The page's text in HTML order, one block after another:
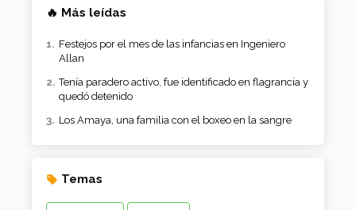
🔥 Más leídas
Festejos por el mes de las infancias en Ingeniero
Allan
Tenía paradero activo, fue identificado en flagrancia y
quedó detenido
Los Amaya, una familia con el boxeo en la sangre
Temas